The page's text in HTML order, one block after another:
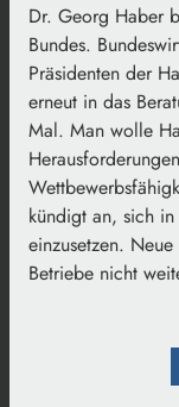
Dr. Georg Haber
Bundes.
Präsidenten der
erneut in das
Mal. Man wolle
kündigt an, sich
einzusetzen.
Betriebe nicht